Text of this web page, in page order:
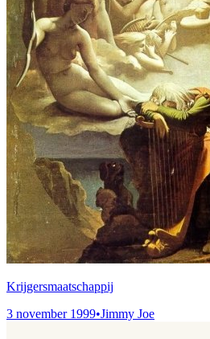
Krijgersmaatschappij
3 november 1999•Jimmy Joe